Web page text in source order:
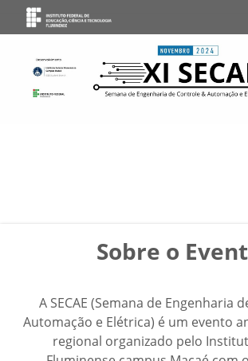
Sobre o
A SECAE (Semana de Engenharia
Automação e Elétrica) é um evento
regional organizado pelo